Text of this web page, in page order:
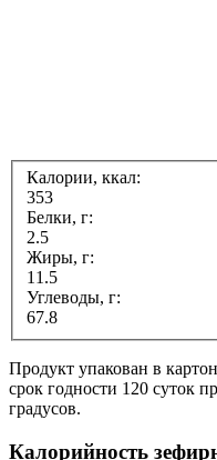
Калории, ккал:
353
Белки, г:
2.5
Жиры, г:
11.5
Углеводы, г:
67.8
Продукт упакован в
срок годности 120 суток
градусов.
Калорийность